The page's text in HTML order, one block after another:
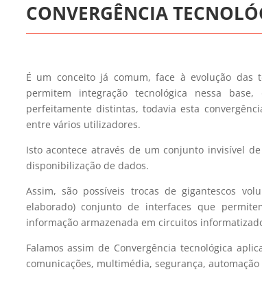
CONVERGÊNCIA
É um conceito já comum, face à evolução
permitem integração tecnológica nessa
perfeitamente distintas, todavia esta
entre vários utilizadores.
Isto acontece através de um conjunto invisível
disponibilização de dados.
Assim, são possíveis trocas de gigantescos
elaborado) conjunto de interfaces que
informação armazenada em circuitos
Falamos assim de Convergência tecnológica
comunicações, multimédia, segurança,